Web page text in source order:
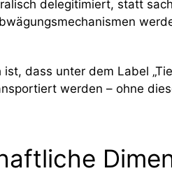
delegitimiert, statt
dass unter dem Label
werden – ohne